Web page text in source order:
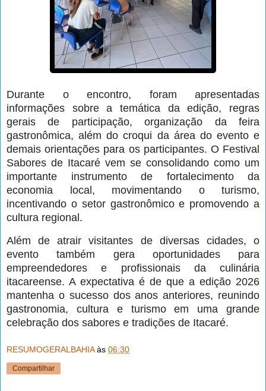
Durante o encontro, foram apresentadas
informações sobre a temática da edição, regras
gerais de participação, organização da feira
gastronômica, além do croqui da área do evento e
demais orientações para os participantes. O Festival
Sabores de Itacaré vem se consolidando como um
importante instrumento de fortalecimento da
economia local, movimentando o turismo,
incentivando o setor gastronômico e promovendo a
cultura regional.
Além de atrair visitantes de diversas cidades, o
evento também gera oportunidades para
empreendedores e profissionais da culinária
itacareense. A expectativa é de que a edição 2026
mantenha o sucesso dos anos anteriores, reunindo
gastronomia, cultura e turismo em uma grande
celebração dos sabores e tradições de Itacaré.
RESUMOGERALBAHIA às 06:30
Compartilhar